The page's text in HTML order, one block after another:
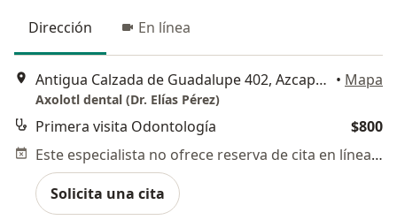
Dirección
En línea
Antigua Calzada de Guadalupe 402, Azcapotzalco • Mapa
Axolotl dental (Dr. Elías Pérez)
Primera visita Odontología
$800
Este especialista no ofrece reserva de cita en línea en esta dirección.
Solicita una cita